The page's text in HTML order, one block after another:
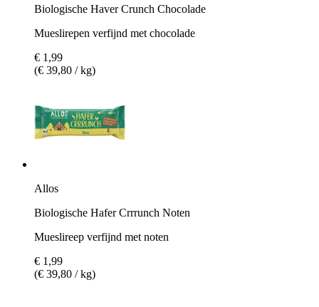
Biologische Haver Crunch Chocolade
Mueslirepen verfijnd met chocolade
€ 1,99
(€ 39,80 / kg)
Allos
Biologische Hafer Crrrunch Noten
Mueslireep verfijnd met noten
€ 1,99
(€ 39,80 / kg)